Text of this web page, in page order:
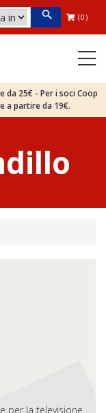
(0)
da 25€ - Per i soci Coop
a partire da 19€.
per la televisione.